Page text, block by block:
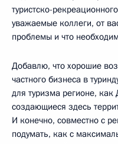
туристско-
уважаемые коллеги, от
проблемы и что
Добавлю, что хорошие
частного бизнеса в
для туризма регионе,
создающиеся здесь
И конечно, совместно с
подумать, как с